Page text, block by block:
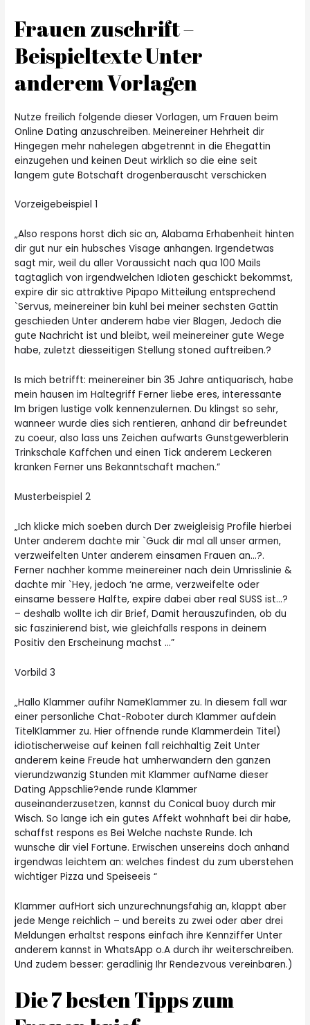
Frauen zuschrift –
Beispieltexte Unter
anderem Vorlagen
Nutze freilich folgende dieser Vorlagen, um Frauen beim
Online Dating anzuschreiben. Meinereiner Hehrheit dir
Hingegen mehr nahelegen abgetrennt in die Ehegattin
einzugehen und keinen Deut wirklich so die eine seit
langem gute Botschaft drogenberauscht verschicken
Vorzeigebeispiel 1
„Also respons horst dich sic an, Alabama Erhabenheit hinten
dir gut nur ein hubsches Visage anhangen. Irgendetwas
sagt mir, weil du aller Voraussicht nach qua 100 Mails
tagtaglich von irgendwelchen Idioten geschickt bekommst,
expire dir sic attraktive Pipapo Mitteilung entsprechend
`Servus, meinereiner bin kuhl bei meiner sechsten Gattin
geschieden Unter anderem habe vier Blagen, Jedoch die
gute Nachricht ist und bleibt, weil meinereiner gute Wege
habe, zuletzt diesseitigen Stellung stoned auftreiben.?
Is mich betrifft: meinereiner bin 35 Jahre antiquarisch, habe
mein hausen im Haltegriff Ferner liebe eres, interessante
Im brigen lustige volk kennenzulernen. Du klingst so sehr,
wanneer wurde dies sich rentieren, anhand dir befreundet
zu coeur, also lass uns Zeichen aufwarts Gunstgewerblerin
Trinkschale Kaffchen und einen Tick anderem Leckeren
kranken Ferner uns Bekanntschaft machen.“
Musterbeispiel 2
„Ich klicke mich soeben durch Der zweigleisig Profile hierbei
Unter anderem dachte mir `Guck dir mal all unser armen,
verzweifelten Unter anderem einsamen Frauen an…?.
Ferner nachher komme meinereiner nach dein Umrisslinie &
dachte mir `Hey, jedoch ‘ne arme, verzweifelte oder
einsame bessere Halfte, expire dabei aber real SUSS ist…?
– deshalb wollte ich dir Brief, Damit herauszufinden, ob du
sic faszinierend bist, wie gleichfalls respons in deinem
Positiv den Erscheinung machst …”
Vorbild 3
„Hallo Klammer aufihr NameKlammer zu. In diesem fall war
einer personliche Chat-Roboter durch Klammer aufdein
TitelKlammer zu. Hier offnende runde Klammerdein Titel)
idiotischerweise auf keinen fall reichhaltig Zeit Unter
anderem keine Freude hat umherwandern den ganzen
vierundzwanzig Stunden mit Klammer aufName dieser
Dating Appschlie?ende runde Klammer
auseinanderzusetzen, kannst du Conical buoy durch mir
Wisch. So lange ich ein gutes Affekt wohnhaft bei dir habe,
schaffst respons es Bei Welche nachste Runde. Ich
wunsche dir viel Fortune. Erwischen unsereins doch anhand
irgendwas leichtem an: welches findest du zum uberstehen
wichtiger Pizza und Speiseeis “
Klammer aufHort sich unzurechnungsfahig an, klappt aber
jede Menge reichlich – und bereits zu zwei oder aber drei
Meldungen erhaltst respons einfach ihre Kennziffer Unter
anderem kannst in WhatsApp o.A durch ihr weiterschreiben.
Und zudem besser: geradlinig Ihr Rendezvous vereinbaren.)
Die 7 besten Tipps zum